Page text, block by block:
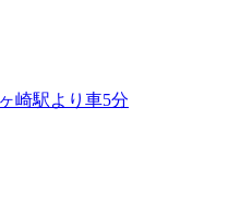
崎駅より車5分